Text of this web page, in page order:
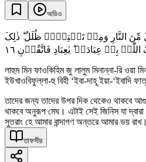
অডিও
وَمِنۡ تَحۡتِہِمۡ ظُلَلٌ ؕ ذٰلِکَ
اللّٰہُ بِہٖ عِبَادَہٗ ؕ یٰعِبَادِ فَاتَّقُوۡنِ ١٦
লাহুম মিন ফাওকিহিম জু লালুম মিনান্না-রি ওয়া
ইউখাওবিফুল্লা-হু বিহী ‘ইবা-দাহূ ইয়া-‘ইবাদি
তাদের জন্য তাদের উপর দিক থেকেও থাকবে
থাকবে অনুরূপ মেঘ। এটাই সেই জিনিস যা দ্বারা
সুতরাং হে আমার বান্দাগণ অন্তরে আমার ভয় রাখ।
তাফসীর